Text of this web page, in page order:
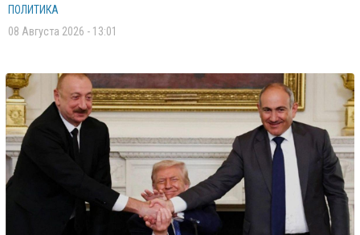
ПОЛИТИКА
08 Августа 2026 - 13:01